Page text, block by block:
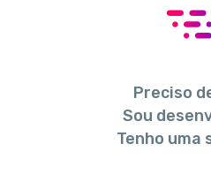
Preciso
Sou
Tenho uma